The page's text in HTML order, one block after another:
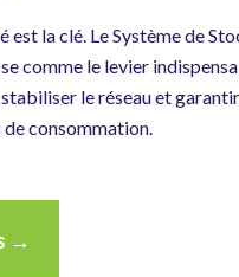
la clé. Le Système de
comme le levier
le réseau et
consommation.
→